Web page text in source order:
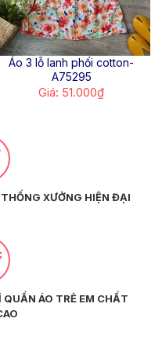
Áo 3 lỗ lanh phối cotton-
A75295
Giá: 51.000₫
XƯỞNG HIỆN ĐẠI
ÁO TRẺ EM CHẤT